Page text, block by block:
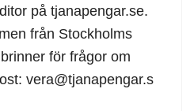
på tjanapengar.se.
från Stockholms
för frågor om
vera@tjanapengar.s